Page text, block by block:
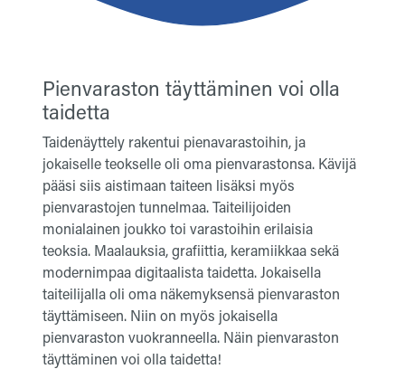
Pienvaraston täyttäminen voi olla
taidetta
Taidenäyttely rakentui pienavarastoihin, ja
jokaiselle teokselle oli oma pienvarastonsa. Kävijä
pääsi siis aistimaan taiteen lisäksi myös
pienvarastojen tunnelmaa. Taiteilijoiden
monialainen joukko toi varastoihin erilaisia
teoksia. Maalauksia, grafiittia, keramiikkaa sekä
modernimpaa digitaalista taidetta. Jokaisella
taiteilijalla oli oma näkemyksensä pienvaraston
täyttämiseen. Niin on myös jokaisella
pienvaraston vuokranneella. Näin pienvaraston
täyttäminen voi olla taidetta!